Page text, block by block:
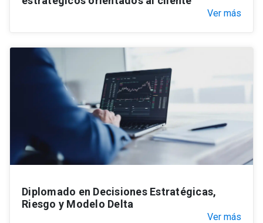
Ver más
Diplomado en Decisiones Estratégicas,
Riesgo y Modelo Delta
Ver más